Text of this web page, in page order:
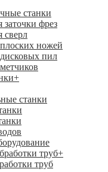
станки
заточки фрез
сверл
ножей
пил
+
станки
труб+
труб